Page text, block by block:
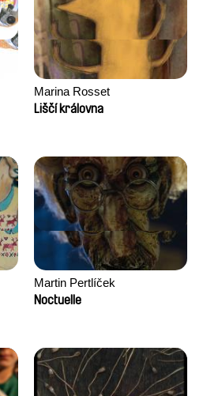
Marina Rosset
Liščí královna
Martin Pertlíček
Noctuelle